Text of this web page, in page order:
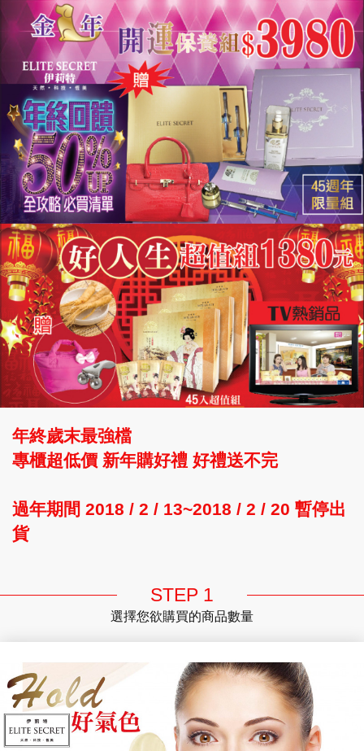
年終歲末最強檔
專櫃超低價 新年購好禮 好禮送不完
過年期間 2018 / 2 / 13~2018 / 2 / 20 暫停出
貨
STEP 1
選擇您欲購買的商品數量